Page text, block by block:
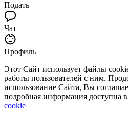
Подать
Чат
Профиль
Этот Сайт использует файлы
работы пользователей с ним.
использование Сайта, Вы
подробная информация доступна в
cookie